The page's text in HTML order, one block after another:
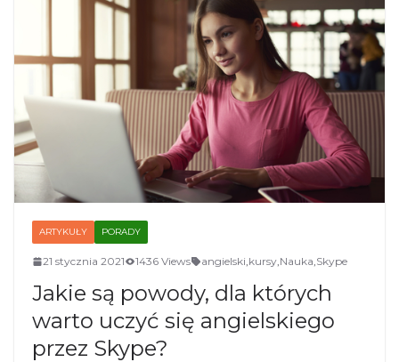
ARTYKUŁY PORADY
21 stycznia 2021 1436 Views angielski kursy Nauka Skype
Jakie są powody, dla których
warto uczyć się angielskiego
przez Skype?